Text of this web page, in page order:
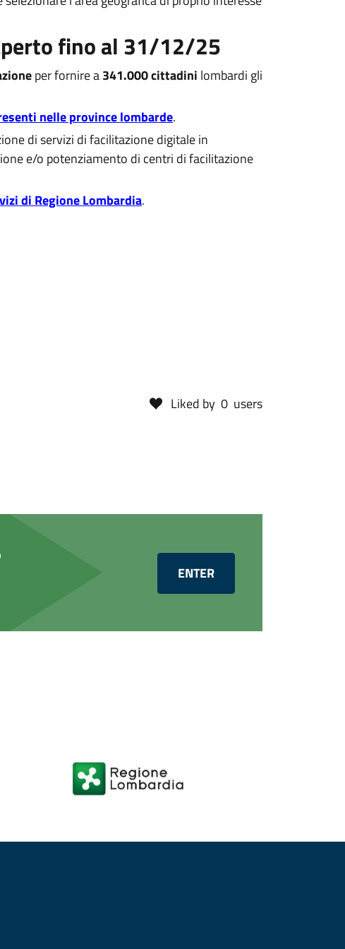
fino al 31/12/25
per fornire a341.000 cittadini lombardi gli
nelle province lombarde.
di servizi di facilitazione digitale in
e/o potenziamento di centri di facilitazione
di Regione Lombardia.
Liked by 0 users
ENTER